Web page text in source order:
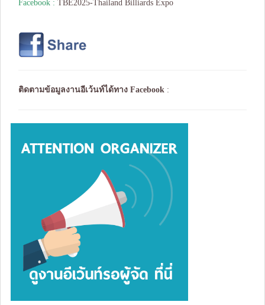
Facebook : TBE2025-Thailand Billiards Expo
ติดตามข้อมูลงานอีเว้นท์ได้ทาง Facebook :